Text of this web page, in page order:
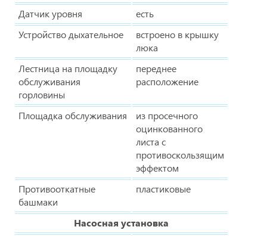
Датчик уровня
есть
Устройство дыхательное
встроено в крышку
люка
Лестница на площадку
обслуживания
горловины
переднее
расположение
Площадка обслуживания
из просечного
оцинкованного
листа с
противоскользящим
эффектом
Противооткатные
башмаки
пластиковые
Насосная установка